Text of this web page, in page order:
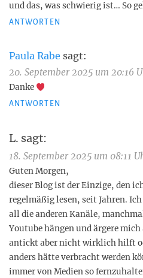
und das, was schwierig ist… So
ANTWORTEN
Paula Rabe sagt:
20. September 2025 um 20:16
Danke
ANTWORTEN
L. sagt:
18. September 2025 um 08:11
Guten Morgen,
dieser Blog ist der Einzige, den
regelmäßig lesen, seit Jahren.
all die anderen Kanäle,
Youtube hängen und ärgere
antickt aber nicht wirklich hilft
anders hätte verbracht werden
immer von Medien so